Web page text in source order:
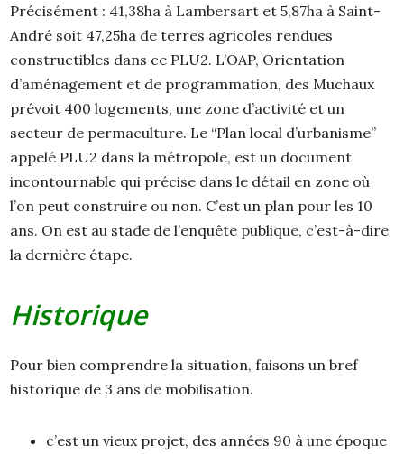
Précisément : 41,38ha à Lambersart et 5,87ha à Saint-
André soit 47,25ha de terres agricoles rendues
constructibles dans ce PLU2. L’OAP, Orientation
d’aménagement et de programmation, des Muchaux
prévoit 400 logements, une zone d’activité et un
secteur de permaculture. Le “Plan local d’urbanisme”
appelé PLU2 dans la métropole, est un document
incontournable qui précise dans le détail en zone où
l’on peut construire ou non. C’est un plan pour les 10
ans. On est au stade de l’enquête publique, c’est-à-dire
la dernière étape.
Historique
Pour bien comprendre la situation, faisons un bref
historique de 3 ans de mobilisation.
c’est un vieux projet, des années 90 à une époque